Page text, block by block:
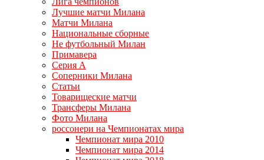
Лучшие матчи Милана
Матчи Милана
Национальные сборные
Не футбольный Милан
Примавера
Серия А
Соперники Милана
Статьи
Товарищеские матчи
Трансферы Милана
Фото Милана
россонери на Чемпионатах мира
Чемпионат мира 2010
Чемпионат мира 2014